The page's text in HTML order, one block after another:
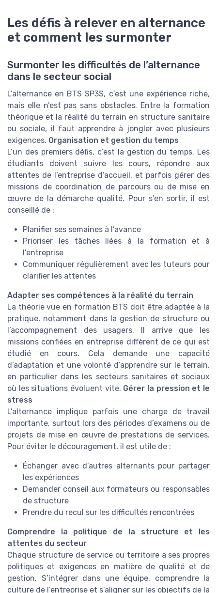
Les défis à relever en alternance
et comment les surmonter
Surmonter les difficultés de l’alternance
dans le secteur social
L’alternance en BTS SP3S, c’est une expérience riche,
mais elle n’est pas sans obstacles. Entre la formation
théorique et la réalité du terrain en structure sanitaire
ou sociale, il faut apprendre à jongler avec plusieurs
exigences. Organisation et gestion du temps
L’un des premiers défis, c’est la gestion du temps. Les
étudiants doivent suivre les cours, répondre aux
attentes de l’entreprise d’accueil, et parfois gérer des
missions de coordination de parcours ou de mise en
œuvre de la démarche qualité. Pour s’en sortir, il est
conseillé de :
Planifier ses semaines à l’avance
Prioriser les tâches liées à la formation et à
l’entreprise
Communiquer régulièrement avec les tuteurs pour
clarifier les attentes
Adapter ses compétences à la réalité du terrain
La théorie vue en formation BTS doit être adaptée à la
pratique, notamment dans la gestion de structure ou
l’accompagnement des usagers. Il arrive que les
missions confiées en entreprise diffèrent de ce qui est
étudié en cours. Cela demande une capacité
d’adaptation et une volonté d’apprendre sur le terrain,
en particulier dans les secteurs sanitaires et sociaux
où les situations évoluent vite. Gérer la pression et le
stress
L’alternance implique parfois une charge de travail
importante, surtout lors des périodes d’examens ou de
projets de mise en œuvre de prestations de services.
Pour éviter le découragement, il est utile de :
Échanger avec d’autres alternants pour partager
les expériences
Demander conseil aux formateurs ou responsables
de structure
Prendre du recul sur les difficultés rencontrées
Comprendre la politique de la structure et les
attentes du secteur
Chaque structure de service ou territoire a ses propres
politiques et exigences en matière de qualité et de
gestion. S’intégrer dans une équipe, comprendre la
culture de l’entreprise et s’aligner sur les objectifs de la